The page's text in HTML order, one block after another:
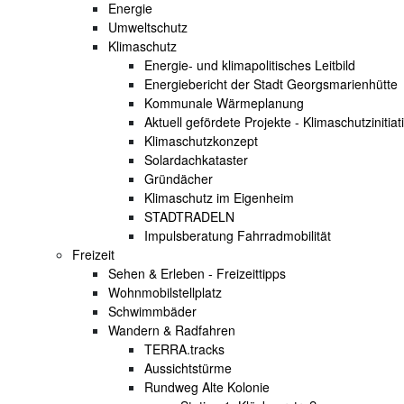
Energie
Umweltschutz
Klimaschutz
Energie- und klimapolitisches Leitbild
Energiebericht der Stadt Georgsmarienhütte
Kommunale Wärmeplanung
Aktuell gefördete Projekte -
Klimaschutzkonzept
Solardachkataster
Gründächer
Klimaschutz im Eigenheim
STADTRADELN
Impulsberatung Fahrradmobilität
Freizeit
Sehen & Erleben - Freizeittipps
Wohnmobilstellplatz
Schwimmbäder
Wandern & Radfahren
TERRA.tracks
Aussichtstürme
Rundweg Alte Kolonie